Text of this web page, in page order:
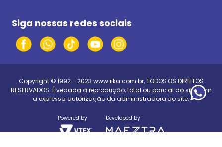
Siga nossas redes sociais
Copyright © 1992 - 2023 www.rika.com.br, TODOS OS DIREITOS
RESERVADOS. É vedada a reprodução, total ou parcial do site, sem
a expressa autorização da administradora do site.
Powered by Developed by